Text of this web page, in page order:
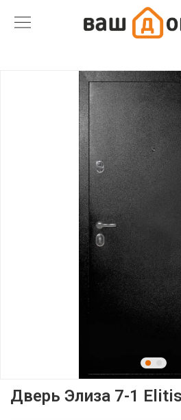
Дверь Элиза 7-1 Elitis